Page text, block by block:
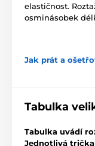
elastičnost.
osminásobek
Jak prát a
Tabulka
Tabulka uvádí
Jednotlivá